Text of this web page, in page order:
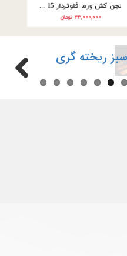
لجن کش ورما 20 متری 4 اینچ سه فاز (10 اسب) WQ80-20-7/5 NEW
۱۱۱,۰۰۰,۰۰۰ تومان
ریخته گری